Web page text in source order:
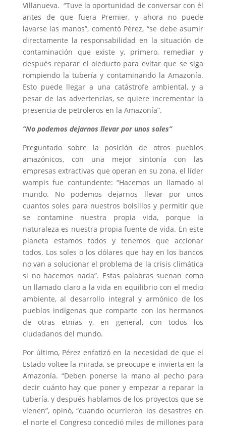
Villanueva. “Tuve la oportunidad de conversar con él
antes de que fuera Premier, y ahora no puede
lavarse las manos”, comentó Pérez, “se debe asumir
directamente la responsabilidad en la situación de
contaminación que existe y, primero, remediar y
después reparar el oleducto para evitar que se siga
rompiendo la tubería y contaminando la Amazonía.
Esto puede llegar a una catástrofe ambiental, y a
pesar de las advertencias, se quiere incrementar la
presencia de petroleros en la Amazonía”.
“No podemos dejarnos llevar por unos soles”
Preguntado sobre la posición de otros pueblos
amazónicos, con una mejor sintonía con las
empresas extractivas que operan en su zona, el líder
wampis fue contundente: “Hacemos un llamado al
mundo. No podemos dejarnos llevar por unos
cuantos soles para nuestros bolsillos y permitir que
se contamine nuestra propia vida, porque la
naturaleza es nuestra propia fuente de vida. En este
planeta estamos todos y tenemos que accionar
todos. Los soles o los dólares que hay en los bancos
no van a solucionar el problema de la crisis climática
si no hacemos nada”. Estas palabras suenan como
un llamado claro a la vida en equilibrio con el medio
ambiente, al desarrollo integral y armónico de los
pueblos indígenas que comparte con los hermanos
de otras etnias y, en general, con todos los
ciudadanos del mundo.
Por último, Pérez enfatizó en la necesidad de que el
Estado voltee la mirada, se preocupe e invierta en la
Amazonía. “Deben ponerse la mano al pecho para
decir cuánto hay que poner y empezar a reparar la
tubería, y después hablamos de los proyectos que se
vienen”, opinó, “cuando ocurrieron los desastres en
el norte el Congreso concedió miles de millones para